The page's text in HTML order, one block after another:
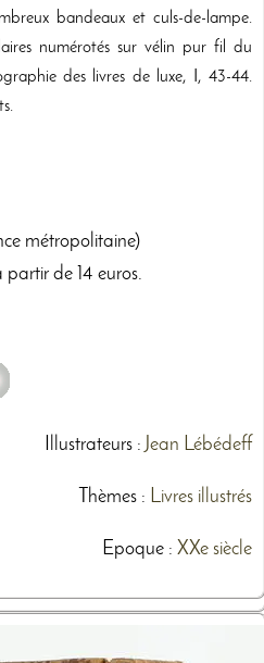
bandeaux et culs-de-lampe.
numérotés sur vélin pur fil du
des livres de luxe, I, 43-44.
métropolitaine)
de 14 euros.
Illustrateurs: Jean Lébédeff
Thèmes: Livres illustrés
Epoque : XXe siècle